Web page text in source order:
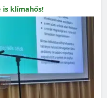
is klímahős!